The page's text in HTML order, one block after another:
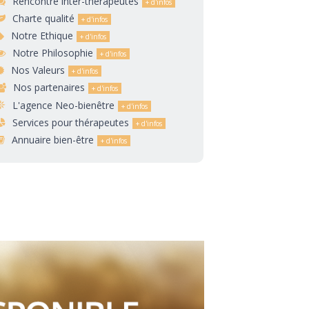
Charte qualité
Notre Ethique
Notre Philosophie
Nos Valeurs
Nos partenaires
L'agence Neo-bienêtre
Services pour thérapeutes
Annuaire bien-être